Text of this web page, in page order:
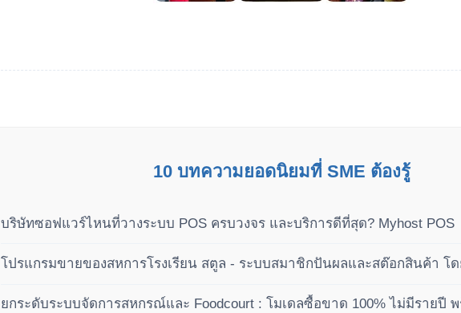
10 บทความยอดนิยมที่ SME ต้องรู้
บริษัทซอฟแวร์ไหนที่วางระบบ POS ครบวงจร และบริการดีที่สุด? Myhost POS
โปรแกรมขายของสหการโรงเรียน สตูล - ระบบสมาชิกปันผลและสต๊อกสินค้า โด
ยกระดับระบบจัดการสหกรณ์และ Foodcourt : โมเดลซื้อขาด 100% ไม่มีรายปี